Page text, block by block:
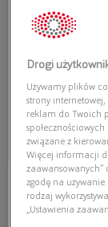
25,00
Wybierz
Krople
Drogi
Używamy plików
strony
reklam do Twoich
związane z
Więcej informacji
zaawansowanych”
zgodę na używanie
rodzaj
„Ustawienia